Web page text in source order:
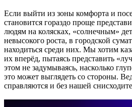
Если выйти из зоны комфорта и
становится гораздо проще
людям на колясках, «солнечным»
невысокого роста, в городской
находиться среди них. Мы хотим
их вперёд, пытаясь представить
этом не задумываясь, насколько
это может выглядеть со стороны.
справляются и без нашей